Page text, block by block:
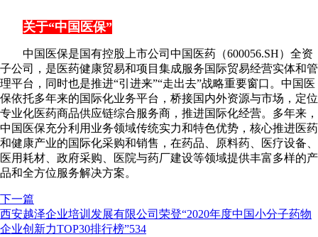
关于“中国医保”
中国医保是国有控股上市公司中国医药（600056.SH）全资
子公司，是医药健康贸易和项目集成服务国际贸易经营实体和管
理平台，同时也是推进“引进来”“走出去”战略重要窗口。中国医
保依托多年来的国际化业务平台，桥接国内外资源与市场，定位
专业化医药商品供应链综合服务商，推进国际化经营。多年来，
中国医保充分利用业务领域传统实力和特色优势，核心推进医药
和健康产业的国际化采购和销售，在药品、原料药、医疗设备、
医用耗材、政府采购、医院与药厂建设等领域提供丰富多样的产
品和全方位服务解决方案。
下一篇
西安越泽企业培训发展有限公司荣登“2020年度中国小分子药物
企业创新力TOP30排行榜”534